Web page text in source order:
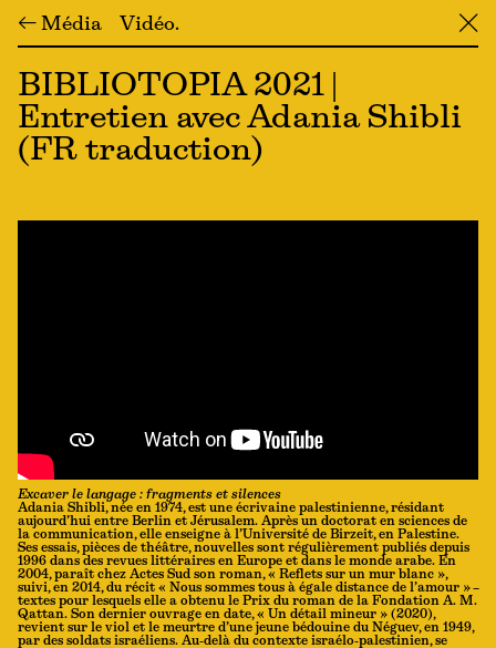
← Média Vidéo ╳
BIBLIOTOPIA 2021 |
Entretien avec Adania Shibli
(FR traduction)
Excaver le langage : fragments et silences
Adania Shibli, née en 1974, est une écrivaine palestinienne, résidant
aujourd’hui entre Berlin et Jérusalem. Après un doctorat en sciences de
la communication, elle enseigne à l’Université de Birzeit, en Palestine.
Ses essais, pièces de théâtre, nouvelles sont régulièrement publiés depuis
1996 dans des revues littéraires en Europe et dans le monde arabe. En
2004, paraît chez Actes Sud son roman, « Reflets sur un mur blanc »,
suivi, en 2014, du récit « Nous sommes tous à égale distance de l’amour » –
textes pour lesquels elle a obtenu le Prix du roman de la Fondation A. M.
Qattan. Son dernier ouvrage en date, « Un détail mineur » (2020),
revient sur le viol et le meurtre d’une jeune bédouine du Néguev, en 1949,
par des soldats israéliens. Au-delà du contexte israélo-palestinien, se